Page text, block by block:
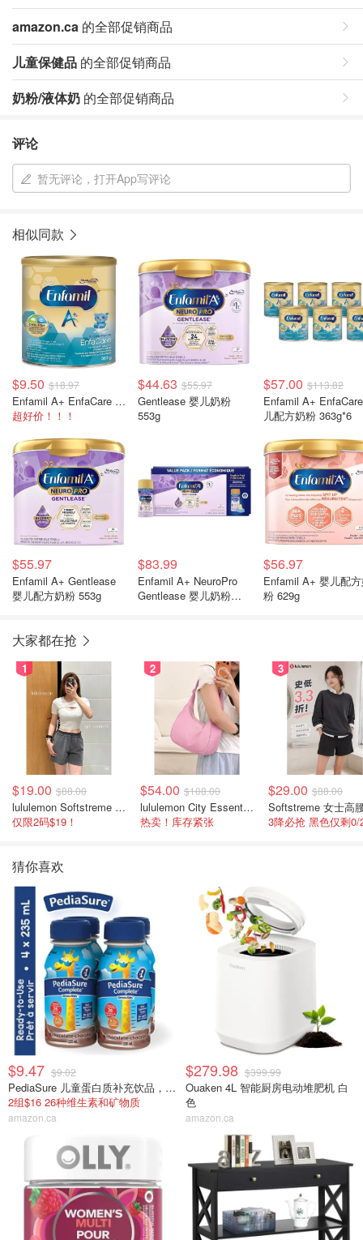
amazon.ca 的全部促销商品
儿童保健品 的全部促销商品
奶粉/液体奶 的全部促销商品
评论
暂无评论，打开App写评论
相似同款
$9.50 $18.97
Enfamil A+ EnfaCare 婴儿配方奶粉 363g
超好价！！！
$44.63 $55.97
Gentlease 婴儿奶粉
553g
$57.00 $113.82
Enfamil A+
儿配方奶粉 363g*6
$55.97
Enfamil A+ Gentlease
婴儿配方奶粉 553g
$83.99
Enfamil A+ NeuroPro
Gentlease 婴儿奶粉
$56.97
Enfamil A+ 婴儿配
粉 629g
大家都在抢
1
$19.00 $88.00
lululemon Softstreme 女士高腰短裤 10cm
仅限2码$19！
2
$54.00 $108.00
lululemon City Essentials 肩背包 4L
热卖！库存紧张
3
$29.00 $88.00
猜你喜欢
$9.47 $9.02
PediaSure 儿童蛋白质补充饮品，巧克力味，4 x 235ml
2组$16 26种维生素和矿物质
amazon.ca
$279.98 $399.99
Ouaken 4L 智能厨房电动堆肥机 白
色
amazon.ca